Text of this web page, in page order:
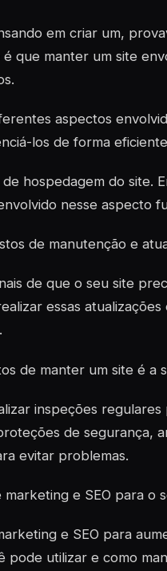
em criar um,
que manter um site
aspectos
los de forma
hospedagem do site.
nesse aspecto
de manutenção e
de que o seu site
essas atualizações
de manter um site é a
inspeções
de segurança,
evitar problemas.
e SEO para o
e SEO para
utilizar e como